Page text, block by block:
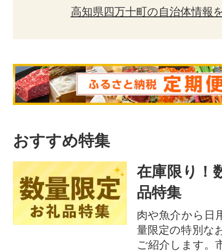
高知県四万十町の自治体情報
おすすめ特集
在庫限り！
品特集
肉や魚介から日
量限定の特別な
ご紹介します。